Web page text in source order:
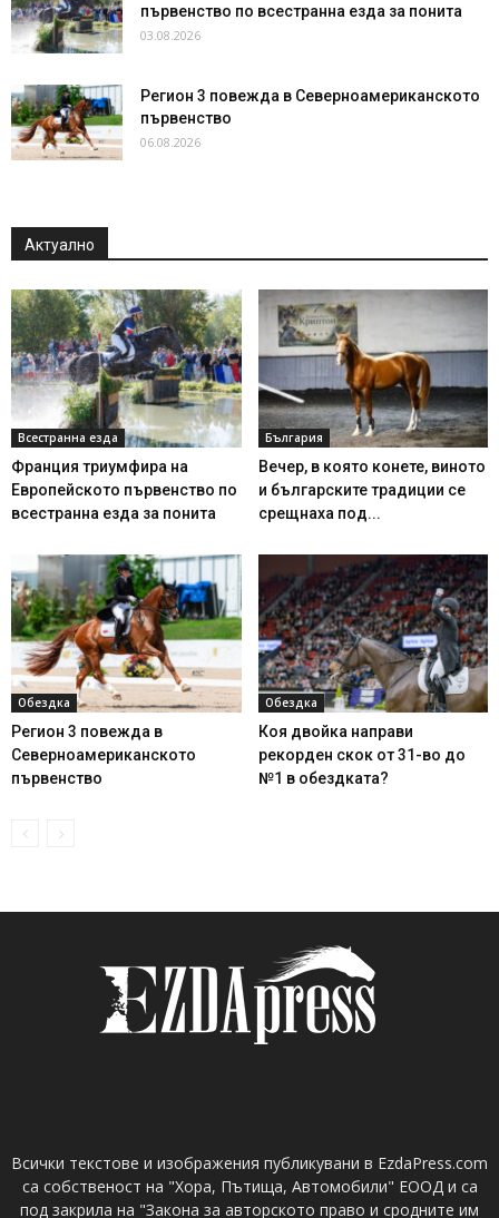
първенство по всестранна езда за понита
03.08.2026
Регион 3 повежда в Северноамериканското
първенство
06.08.2026
Актуално
Всестранна езда
Франция триумфира на
Европейското първенство по
всестранна езда за понита
България
Вечер, в която конете, виното
и българските традиции се
срещнаха под...
Обездка
Регион 3 повежда в
Северноамериканското
първенство
Обездка
Коя двойка направи
рекорден скок от 31-во до
№1 в обездката?
Всички текстове и изображения публикувани в EzdaPress.com
са собственост на "Хора, Пътища, Автомобили" ЕООД и са
под закрила на "Закона за авторското право и сродните им